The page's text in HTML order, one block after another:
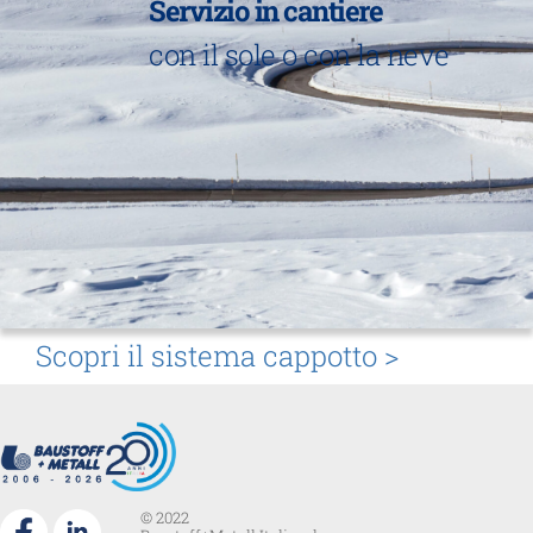
Servizio in cantiere
con il sole o con la neve
Scopri il sistema cappotto >
© 2022